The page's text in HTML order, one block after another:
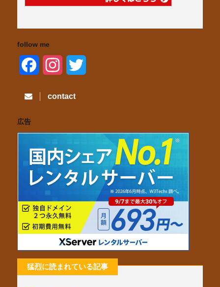
follow me
o
o
k
g
a
m
e
contact
広告
猛烈に読まれている記事